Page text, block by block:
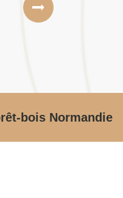
bois Normandie